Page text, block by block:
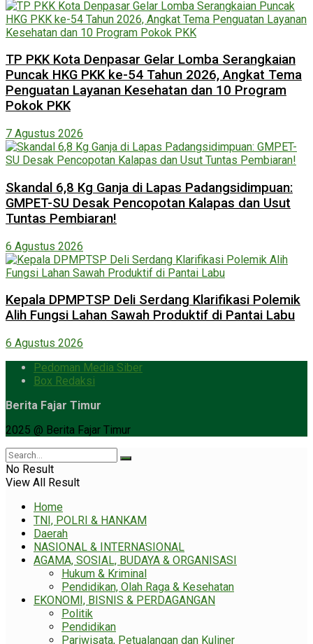
TP PKK Kota Denpasar Gelar Lomba Serangkaian
Puncak HKG PKK ke-54 Tahun 2026, Angkat Tema
Penguatan Layanan Kesehatan dan 10 Program
Pokok PKK
7 Agustus 2026
Skandal 6,8 Kg Ganja di Lapas Padangsidimpuan:
GMPET-SU Desak Pencopotan Kalapas dan Usut
Tuntas Pembiaran!
6 Agustus 2026
Kepala DPMPTSP Deli Serdang Klarifikasi Polemik
Alih Fungsi Lahan Sawah Produktif di Pantai Labu
6 Agustus 2026
Pedoman Media Siber
Box Redaksi
Berita Fajar Timur
2025 @ Berita Fajar Timur
No Result
View All Result
Home
TNI, POLRI & HANKAM
Daerah
NASIONAL & INTERNASIONAL
AGAMA, SOSIAL, BUDAYA & ORGANISASI
Hukum & Kriminal
Pendidikan, Olah Raga & Kesehatan
EKONOMI, BISNIS & PERDAGANGAN
Politik
Pendidikan
Pariwisata, Petualangan dan Kuliner